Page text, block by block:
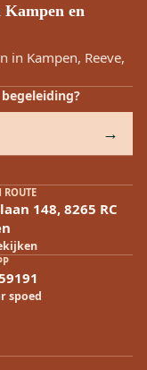
en
in Kampen, Reeve,
ROUTE
148, 8265 RC
spoed